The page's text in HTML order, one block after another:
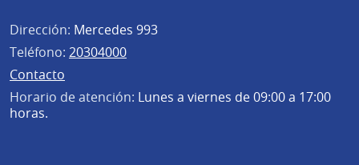
Dirección: Mercedes 993
Teléfono: 20304000
Contacto
Horario de atención: Lunes a viernes de 09:00 a 17:00
horas.